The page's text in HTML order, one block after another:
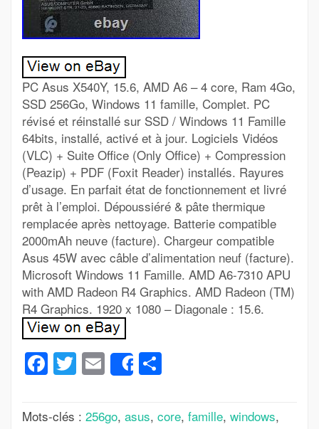
PC Asus X540Y, 15.6, AMD A6 – 4 core, Ram 4Go,
SSD 256Go, Windows 11 famille, Complet. PC
révisé et réinstallé sur SSD / Windows 11 Famille
64bits, installé, activé et à jour. Logiciels Vidéos
(VLC) + Suite Office (Only Office) + Compression
(Peazip) + PDF (Foxit Reader) installés. Rayures
d’usage. En parfait état de fonctionnement et livré
prêt à l’emploi. Dépoussiéré & pâte thermique
remplacée après nettoyage. Batterie compatible
2000mAh neuve (facture). Chargeur compatible
Asus 45W avec câble d’alimentation neuf (facture).
Microsoft Windows 11 Famille. AMD A6-7310 APU
with AMD Radeon R4 Graphics. AMD Radeon (TM)
R4 Graphics. 1920 x 1080 – Diagonale : 15.6.
Facebook
Twitter
Email
Share
Mots-clés : 256go, asus, core, famille, windows,